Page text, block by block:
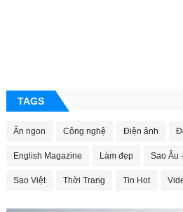
TAGS
Ăn ngon Công nghệ Điện ảnh
English Magazine Làm đẹp Sao Âu
Sao Việt Thời Trang Tin Hot